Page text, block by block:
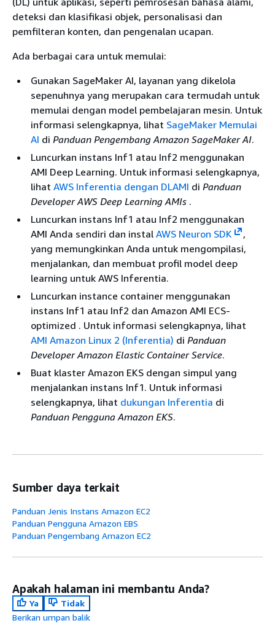
deteksi dan klasifikasi objek, personalisasi dan
pemfilteran konten, dan pengenalan ucapan.
Ada berbagai cara untuk memulai:
Gunakan SageMaker AI, layanan yang dikelola
sepenuhnya yang merupakan cara termudah untuk
memulai dengan model pembelajaran mesin. Untuk
informasi selengkapnya, lihat SageMaker Memulai
AI di Panduan Pengembang Amazon SageMaker AI.
Luncurkan instans Inf1 atau Inf2 menggunakan
AMI Deep Learning. Untuk informasi selengkapnya,
lihat AWS Inferentia dengan DLAMI di Panduan
Developer AWS Deep Learning AMIs .
Luncurkan instans Inf1 atau Inf2 menggunakan
AMI Anda sendiri dan instal AWS Neuron SDK
,
yang memungkinkan Anda untuk mengompilasi,
menjalankan, dan membuat profil model deep
learning untuk AWS Inferentia.
Luncurkan instance container menggunakan
instans Inf1 atau Inf2 dan Amazon AMI ECS-
optimized . Untuk informasi selengkapnya, lihat
AMI Amazon Linux 2 (Inferentia) di Panduan
Developer Amazon Elastic Container Service.
Buat klaster Amazon EKS dengan simpul yang
menjalankan instans Inf1. Untuk informasi
selengkapnya, lihat dukungan Inferentia di
Panduan Pengguna Amazon EKS.
Sumber daya terkait
Panduan Jenis Instans Amazon EC2
Panduan Pengguna Amazon EBS
Panduan Pengembang Amazon EC2
Apakah halaman ini membantu Anda?
Ya
Tidak
Berikan umpan balik